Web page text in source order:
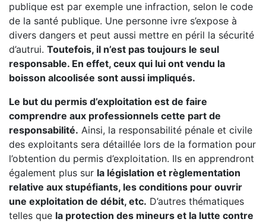
publique est par exemple une infraction, selon le code
de la santé publique. Une personne ivre s’expose à
divers dangers et peut aussi mettre en péril la sécurité
d’autrui. Toutefois, il n’est pas toujours le seul
responsable. En effet, ceux qui lui ont vendu la
boisson alcoolisée sont aussi impliqués.
Le but du permis d’exploitation est de faire
comprendre aux professionnels cette part de
responsabilité. Ainsi, la responsabilité pénale et civile
des exploitants sera détaillée lors de la formation pour
l’obtention du permis d’exploitation. Ils en apprendront
également plus sur la législation et règlementation
relative aux stupéfiants, les conditions pour ouvrir
une exploitation de débit, etc. D’autres thématiques
telles que la protection des mineurs et la lutte contre